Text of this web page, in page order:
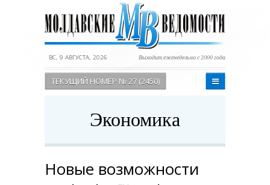
ВС, 9 АВГУСТА, 2026 Выходит еженедельно с 2000 года
ТЕКУЩИЙ НОМЕР № 27 (2450)
Экономика
Новые возможности